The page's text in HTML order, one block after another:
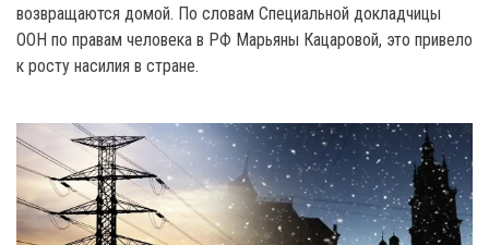
возвращаются домой. По словам Специальной докладчицы
OOH по правам человека в РФ Марьяны Кацаровой, это привело
к росту насилия в стране.